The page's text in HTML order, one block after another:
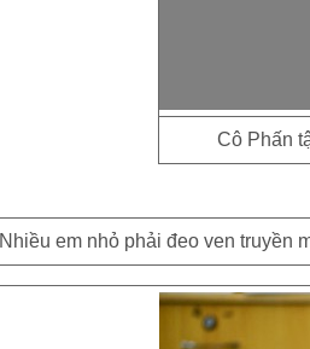
Cô Phấn
Nhiều em nhỏ phải đeo ven truyền